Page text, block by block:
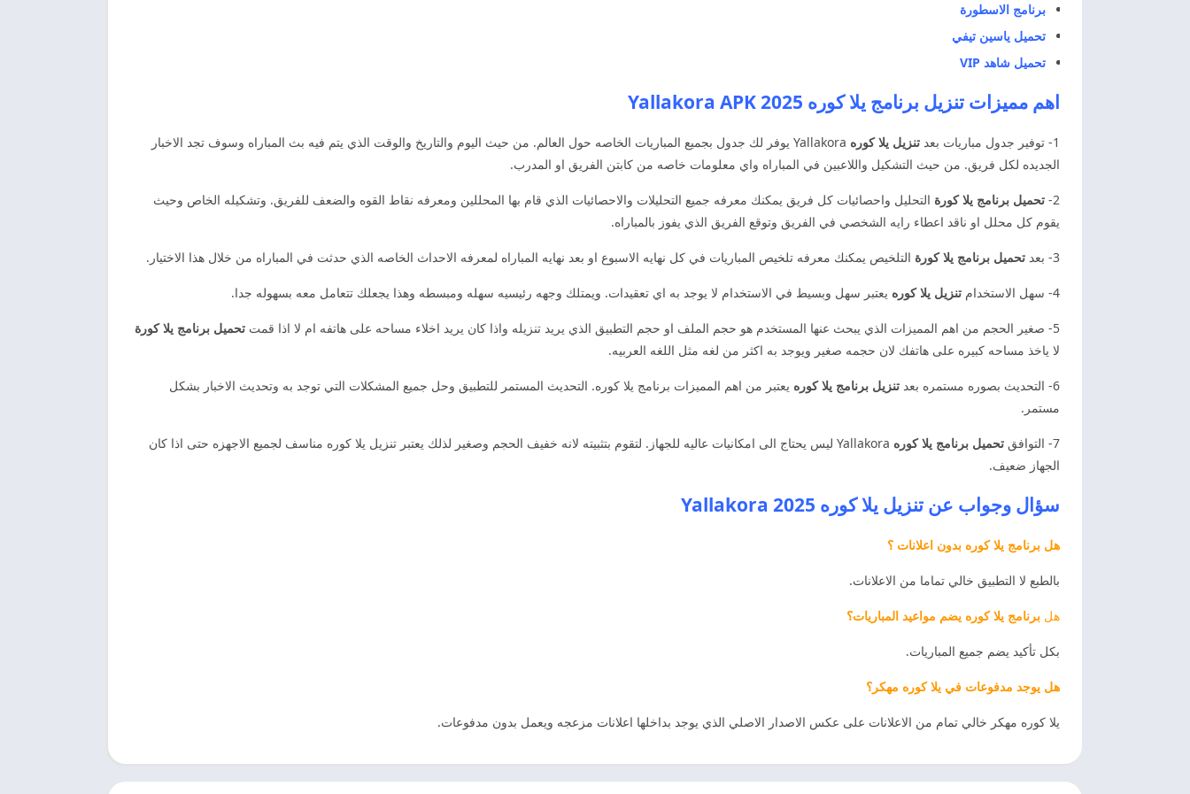
برنامج الاسطورة
تحميل ياسين تيفي
تحميل شاهد
اهم مميزات تنزيل برنامج يلا كوره 2025 Yallakora APK
1- توفير جدول مباريات بعد تنزيل يلا كوره
Yallakora يوفر لك جدول بجميع المباريات الخاصه حول العالم. من حيث اليوم والتاريخ والوقت الذي يتم فيه بث المباراه وسوف تجد الاخبار
الجديده لكل فريق. من حيث التشكيل واللاعبين في المباراه واي معلومات خاصه من كابتن الفريق او المدرب.
2- تحميل برنامج يلا كورة التحليل واحصائيات كل فريق يمكنك معرفه جميع التحليلات والاحصائيات الذي قام بها المحللين ومعرفه نقاط القوه والضعف للفريق. وتشكيله الخاص وحيث
يقوم كل محلل او ناقد اعطاء رايه الشخصي في الفريق وتوقع الفريق الذي يفوز بالمباراه.
3- بعد تحميل برنامج يلا كورة التلخيص يمكنك معرفه تلخيص المباريات في كل نهايه الاسبوع او بعد نهايه المباراه لمعرفه الاحداث الخاصه الذي حدثت في المباراه من خلال هذا الاختيار.
4- سهل الاستخدام تنزيل يلا كوره يعتبر سهل وبسيط في الاستخدام لا يوجد به اي تعقيدات. ويمتلك وجهه رئيسيه سهله ومبسطه وهذا يجعلك تتعامل معه بسهوله جدا.
5- صغير الحجم من اهم المميزات الذي يبحث عنها المستخدم هو حجم الملف او حجم التطبيق الذي يريد تنزيله واذا كان يريد اخلاء مساحه على هاتفه ام لا اذا قمت
تحميل برنامج يلا كورة
لا ياخذ مساحه كبيره على هاتفك لان حجمه صغير ويوجد به اكثر من لغه مثل اللغه العربيه.
6- التحديث بصوره مستمره بعد تنزيل برنامج يلا كوره يعتبر من اهم المميزات برنامج يلا كوره. التحديث المستمر للتطبيق وحل جميع المشكلات التي توجد به وتحديث الاخبار بشكل
مستمر.
7- التوافق تحميل برنامج يلا كوره
Yallakora ليس يحتاج الى امكانيات عاليه للجهاز. لتقوم بتثبيته لانه خفيف الحجم وصغير لذلك يعتبر تنزيل يلا كوره مناسف لجميع الاجهزه حتى اذا كان
الجهاز ضعيف.
سؤال وجواب عن تنزيل يلا كوره 2025 Yallakora
هل برنامج يلا كوره بدون اعلانات ؟
بالطبع لا التطبيق خالي تماما من الاعلانات.
هل برنامج يلا كوره يضم مواعيد المباريات؟
بكل تأكيد يضم جميع المباريات.
هل يوجد مدفوعات في يلا كوره مهكر؟
يلا كوره مهكر خالي تمام من الاعلانات على عكس الاصدار الاصلي الذي يوجد بداخلها اعلانات مزعجه ويعمل بدون مدفوعات.